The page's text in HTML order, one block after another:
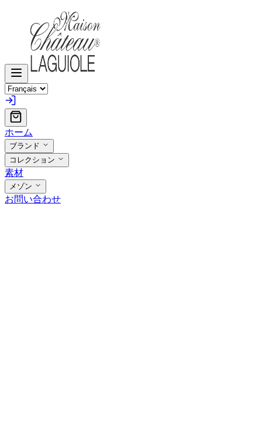
ホーム
ブランド
コレクション
素材
メゾン
お問い合わせ